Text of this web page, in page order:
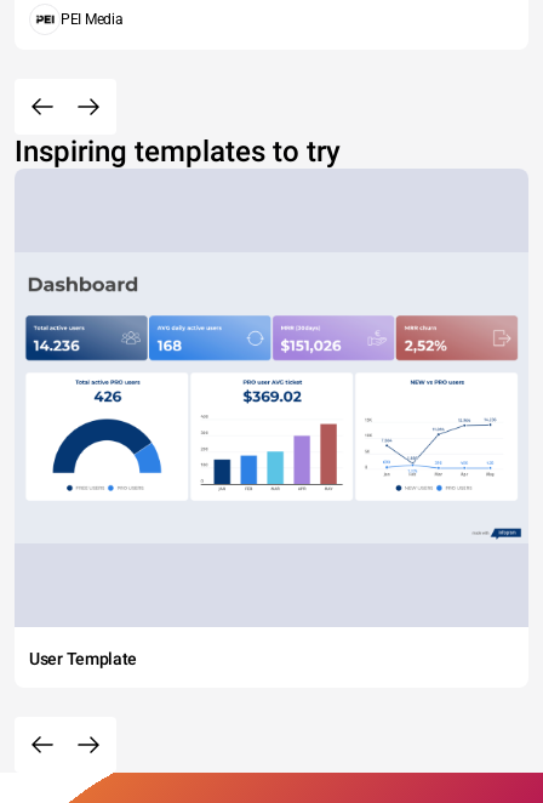
PEI Media
Inspiring templates to try
User Template